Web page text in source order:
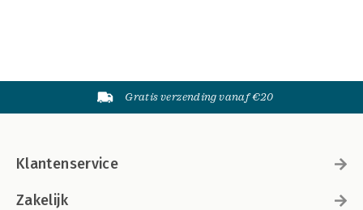
Gratis verzending vanaf €20
Klantenservice
Zakelijk